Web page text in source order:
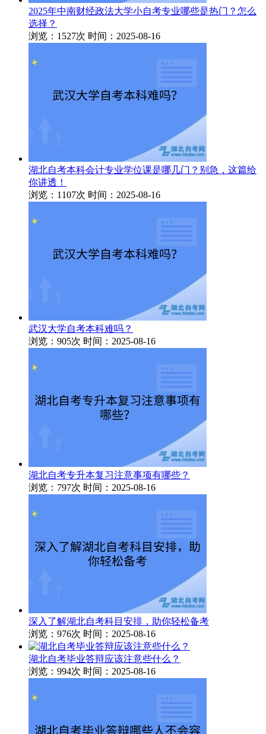
2025年中南财经政法大学小自考专业哪些是热门？怎么
选择？
浏览：1527次 时间：2025-08-16
湖北自考本科会计专业学位课是哪几门？别急，这篇给
你讲透！
浏览：1107次 时间：2025-08-16
武汉大学自考本科难吗？
浏览：905次 时间：2025-08-16
湖北自考专升本复习注意事项有哪些？
浏览：797次 时间：2025-08-16
深入了解湖北自考科目安排，助你轻松备考
浏览：976次 时间：2025-08-16
湖北自考毕业答辩应该注意些什么？
浏览：994次 时间：2025-08-16